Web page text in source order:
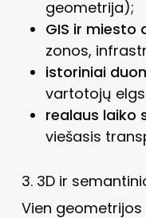
geometrija);
GIS ir miesto
zonos,
istoriniai
vartotojų
realaus laiko
viešasis
3. 3D ir
Vien geometrijos